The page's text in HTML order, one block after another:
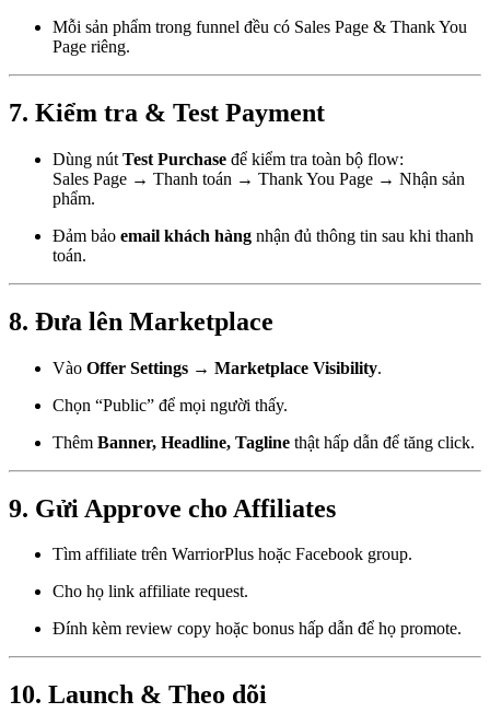
Mỗi sản phẩm trong funnel đều có Sales Page & Thank You
Page riêng.
7. Kiểm tra & Test Payment
Dùng nút Test Purchase để kiểm tra toàn bộ flow:
Sales Page → Thanh toán → Thank You Page → Nhận sản
phẩm.
Đảm bảo email khách hàng nhận đủ thông tin sau khi thanh
toán.
8. Đưa lên Marketplace
Vào Offer Settings → Marketplace Visibility.
Chọn “Public” để mọi người thấy.
Thêm Banner, Headline, Tagline thật hấp dẫn để tăng click.
9. Gửi Approve cho Affiliates
Tìm affiliate trên WarriorPlus hoặc Facebook group.
Cho họ link affiliate request.
Đính kèm review copy hoặc bonus hấp dẫn để họ promote.
10. Launch & Theo dõi